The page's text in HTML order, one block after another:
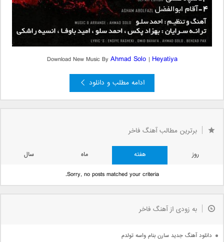
Download New Music ByAhmad Solo | Heyatiya
ادامه مطلب و دانلود
برترین مطالب آهنگ فاخر
روز هفته ماه
سال
Sorry, no posts matched your criteria.
به زودی از آهنگ فاخر
دانلود آهنگ جدید سارن بنام واسه تولدم